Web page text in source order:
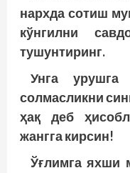
нархда сотиш
кўнгилни
тушунтиринг.
Унга урушга
солмасликни
ҳақ деб
жангга кирсин!
Ўғлимга яхши